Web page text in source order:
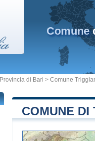
Comune
Provincia di Bari > Comune
COMUNE DI